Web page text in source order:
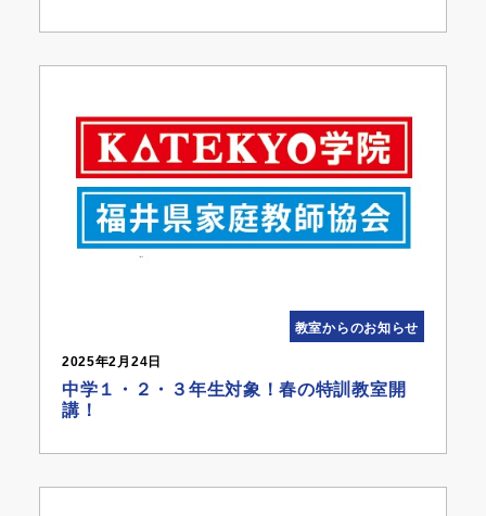
教室からのお知らせ
2025年2月24日
中学１・２・３年生対象！春の特訓教室開
講！